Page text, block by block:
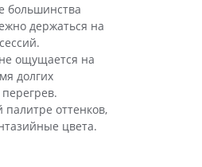
большинства
держаться на
ощущается на
долгих
оттенков,
цвета.